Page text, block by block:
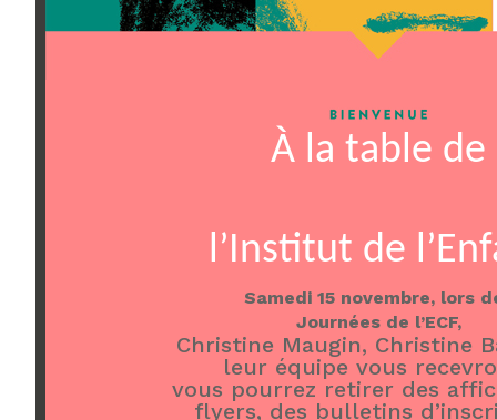
À la table de
l’Institut de
Samedi 15 novembre, lors
Journées de l’ECF,
Christine Maugin, Christine
leur équipe vous
vous pourrez retirer des
flyers, des bulletins